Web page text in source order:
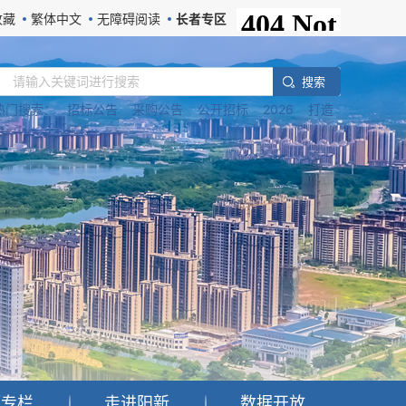
藏 繁体中文 无障碍阅读 长者专区
搜 索
门搜索： 招标公告 采购公告 公开招标 2026 打造